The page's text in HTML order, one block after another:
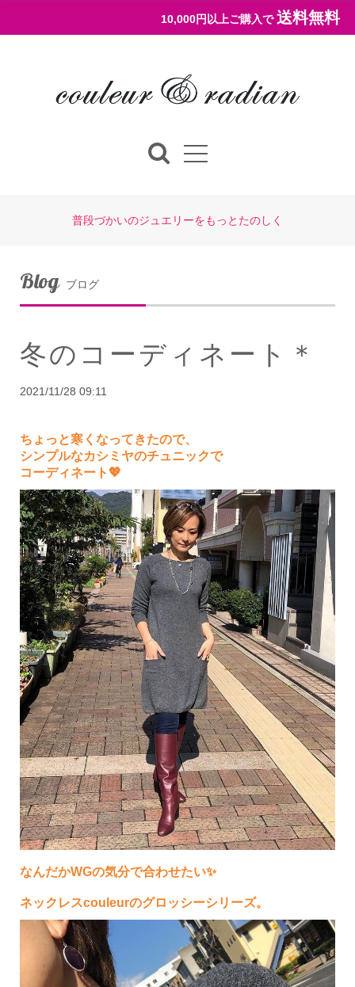
10,000円以上ご購入で 送料無料
普段づかいのジュエリーをもっとたのしく
Blog ブログ
冬のコーディネート＊
2021/11/28 09:11
ちょっと寒くなってきたので、
シンプルなカシミヤのチュニックで
コーディネート💖
なんだかWGの気分で合わせたい✨
ネックレスcouleurのグロッシーシリーズ。